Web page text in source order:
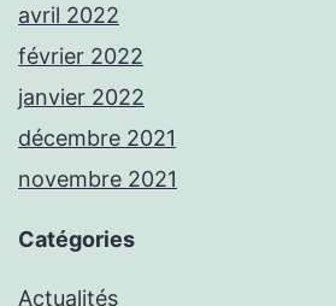
avril 2022
février 2022
janvier 2022
décembre 2021
novembre 2021
Catégories
Actualités